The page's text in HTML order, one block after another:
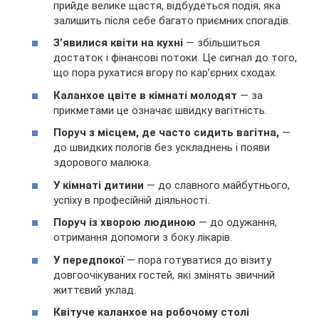
прийде велике щастя, відбудеться подія, яка
залишить після себе багато приємних спогадів.
З’явилися квіти на кухні — збільшиться
достаток і фінансові потоки. Це сигнал до того,
що пора рухатися вгору по кар’єрних сходах.
Каланхое цвіте в кімнаті молодят — за
прикметами це означає швидку вагітність.
Поруч з місцем, де часто сидить вагітна, —
до швидких пологів без ускладнень і появи
здорового малюка.
У кімнаті дитини — до славного майбутнього,
успіху в професійній діяльності.
Поруч із хворою людиною — до одужання,
отримання допомоги з боку лікарів.
У передпокої— пора готуватися до візиту
довгоочікуваних гостей, які змінять звичний
життєвий уклад.
Квітуче каланхое на робочому столі